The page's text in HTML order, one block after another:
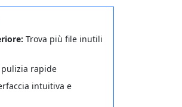
Trova più file inutili
rapide
intuitiva e